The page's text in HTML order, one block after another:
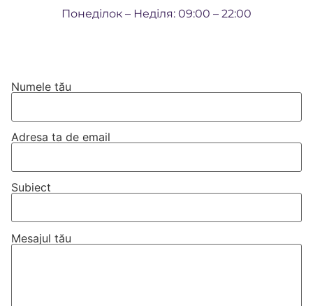
Понеділок – Неділя: 09:00 – 22:00
Numele tău
Adresa ta de email
Subiect
Mesajul tău